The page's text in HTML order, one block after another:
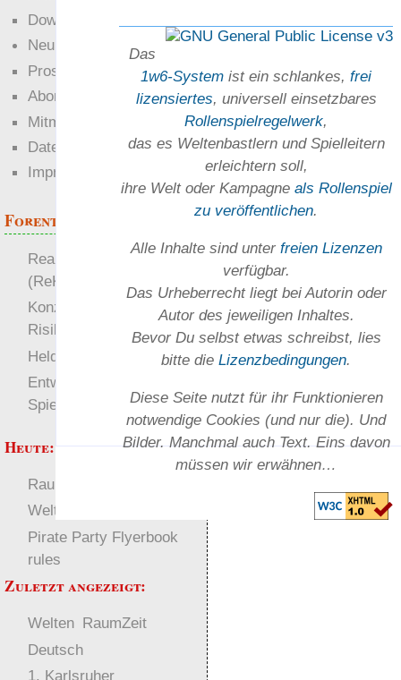
Das
1w6-System ist ein schlankes,frei
lizensiertes, universell einsetz­bares
Rollen­spielregel­werk,
das es Welten­bastlern und Spiel­leitern
erleichtern soll,
ihre Welt oder Kam­pagne als Rollenspiel
zu ver­öffent­lichen.
Alle Inhalte sind unter freien Lizenzen
verfügbar.
Das Urheber­recht liegt bei Autorin oder
Autor des jeweiligen In­haltes.
Bevor Du selbst etwas schreibst, lies
bitte dieLizenz­bedingungen.
Diese Seite nutzt für ihr Funktionieren
notwendige Cookies (und nur die). Und
Bilder. Manchmal auch Text. Eins davon
müssen wir erwähnen…
Downloads
Neuigkeiten
Prosa
Abonnieren
Mitmachen
Datenschutz
Impressum
Forenthemen
Realistische Kämpfe
(ReKa)
Konzept für Schwächen:
Risiko
Heldendokument
Entwicklung von
Spielwelten
more
Heute:
RaumZeit
Welten
Pirate Party Flyerbook
rules
Zuletzt angezeigt:
Welten RaumZeit
Deutsch
1. Karlsruher